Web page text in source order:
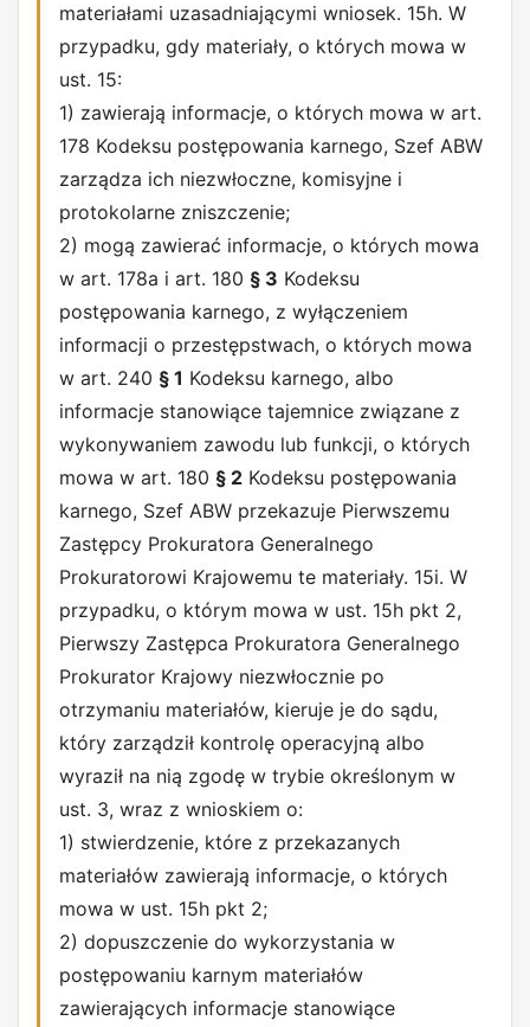
materiałami uzasadniającymi wniosek. 15h. W
przypadku, gdy materiały, o których mowa w
ust. 15:
1) zawierają informacje, o których mowa w art.
178 Kodeksu postępowania karnego, Szef ABW
zarządza ich niezwłoczne, komisyjne i
protokolarne zniszczenie;
2) mogą zawierać informacje, o których mowa
w art. 178a i art. 180 § 3 Kodeksu
postępowania karnego, z wyłączeniem
informacji o przestępstwach, o których mowa
w art. 240 § 1 Kodeksu karnego, albo
informacje stanowiące tajemnice związane z
wykonywaniem zawodu lub funkcji, o których
mowa w art. 180 § 2 Kodeksu postępowania
karnego, Szef ABW przekazuje Pierwszemu
Zastępcy Prokuratora Generalnego
Prokuratorowi Krajowemu te materiały. 15i. W
przypadku, o którym mowa w ust. 15h pkt 2,
Pierwszy Zastępca Prokuratora Generalnego
Prokurator Krajowy niezwłocznie po
otrzymaniu materiałów, kieruje je do sądu,
który zarządził kontrolę operacyjną albo
wyraził na nią zgodę w trybie określonym w
ust. 3, wraz z wnioskiem o:
1) stwierdzenie, które z przekazanych
materiałów zawierają informacje, o których
mowa w ust. 15h pkt 2;
2) dopuszczenie do wykorzystania w
postępowaniu karnym materiałów
zawierających informacje stanowiące